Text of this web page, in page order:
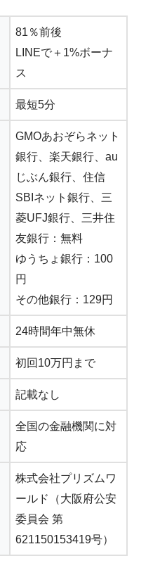
81％前後
LINEで＋1%ボーナ
ス
最短5分
GMOあおぞらネット
銀行、楽天銀行、au
じぶん銀行、住信
SBIネット銀行、三
菱UFJ銀行、三井住
友銀行：無料
ゆうちょ銀行：100
円
その他銀行：129円
24時間年中無休
初回10万円まで
記載なし
全国の金融機関に対
応
株式会社プリズムワ
ールド（大阪府公安
委員会 第
621150153419号）